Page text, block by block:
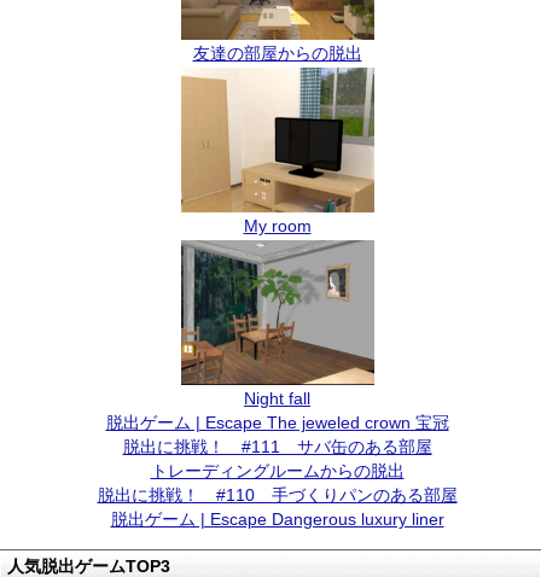
友達の部屋からの脱出
My room
Night fall
脱出ゲーム | Escape The jeweled crown 宝冠
脱出に挑戦！ #111 サバ缶のある部屋
トレーディングルームからの脱出
脱出に挑戦！ #110 手づくりパンのある部屋
脱出ゲーム | Escape Dangerous luxury liner
人気脱出ゲームTOP3